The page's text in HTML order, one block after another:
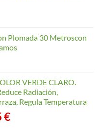
Plomada 30 Metroscon
VERDE CLARO.
Radiación,
Regula Temperatura
€Rango